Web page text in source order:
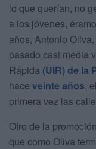
lo que querían, no
a los jóvenes,
años, Antonio
pasado casi media
Rápida (UIR) de la
hace veinte años,
primera vez las
Otro de la
que como Oliva